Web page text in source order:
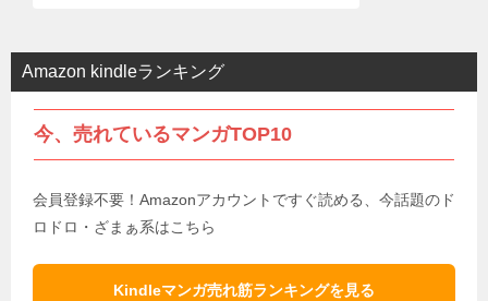
Amazon kindleランキング
今、売れているマンガTOP10
会員登録不要！Amazonアカウントですぐ読める、今話題のド
ロドロ・ざまぁ系はこちら
Kindleマンガ売れ筋ランキングを見る